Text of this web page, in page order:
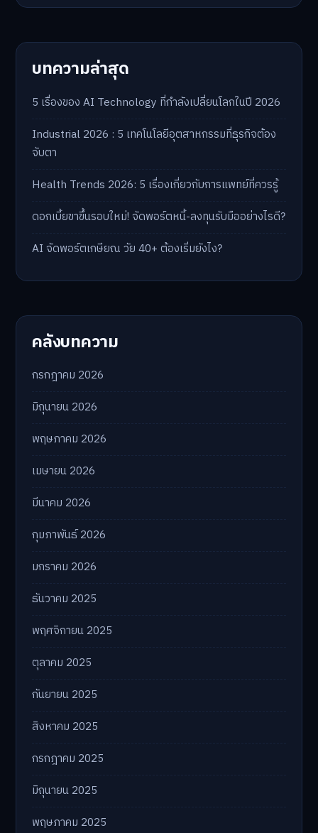
บทความล่าสุด
5 เรื่องของ AI Technology ที่กำลังเปลี่ยนโลกในปี 2026
Industrial 2026 : 5 เทคโนโลยีอุตสาหกรรมที่ธุรกิจต้อง
จับตา
Health Trends 2026: 5 เรื่องเกี่ยวกับการแพทย์ที่ควรรู้
ดอกเบี้ยขาขึ้นรอบใหม่! จัดพอร์ตหนี้-ลงทุนรับมืออย่างไรดี?
AI จัดพอร์ตเกษียณ วัย 40+ ต้องเริ่มยังไง?
คลังบทความ
กรกฎาคม 2026
มิถุนายน 2026
พฤษภาคม 2026
เมษายน 2026
มีนาคม 2026
กุมภาพันธ์ 2026
มกราคม 2026
ธันวาคม 2025
พฤศจิกายน 2025
ตุลาคม 2025
กันยายน 2025
สิงหาคม 2025
กรกฎาคม 2025
มิถุนายน 2025
พฤษภาคม 2025